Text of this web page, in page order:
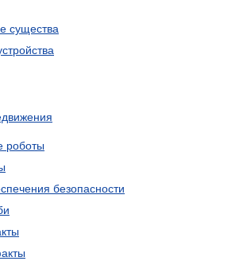
существа
роботы
безопасности